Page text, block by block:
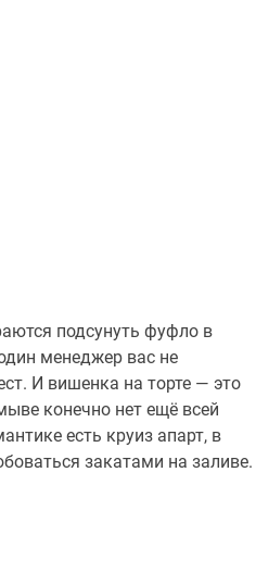
подсунуть фуфло в
менеджер вас не
И вишенка на торте — это
конечно нет ещё всей
есть круиз апарт, в
закатами на заливе.